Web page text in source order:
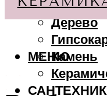
Дерево
Камень
МЕНЮ